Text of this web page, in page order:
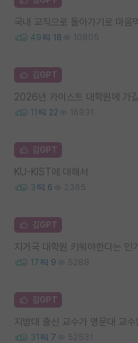
국내 교직으로 돌아가기로 마음
49 18 10805
김GPT
2026년 카이스트 대학원에 가
11 22 16931
김GPT
KU-KIST에 대해서
3 6 2365
김GPT
17 9 5288
김GPT
지방대 출신 교수가 명문대 교
31 7 52531